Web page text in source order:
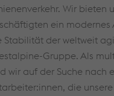
Wir bieten
ein
Stabilität der weltweit
Gruppe. Als
wir auf der Suche nach
die